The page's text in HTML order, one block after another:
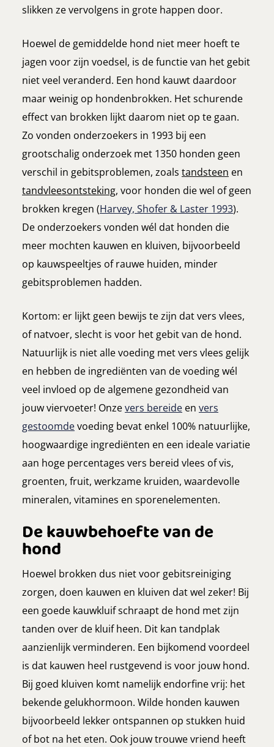
slikken ze vervolgens in grote happen door.
Hoewel de gemiddelde hond niet meer hoeft te
jagen voor zijn voedsel, is de functie van het gebit
niet veel veranderd. Een hond kauwt daardoor
maar weinig op hondenbrokken. Het schurende
effect van brokken lijkt daarom niet op te gaan.
Zo vonden onderzoekers in 1993 bij een
grootschalig onderzoek met 1350 honden geen
verschil in gebitsproblemen, zoals tandsteen en
tandvleesontsteking, voor honden die wel of geen
brokken kregen (Harvey, Shofer & Laster 1993).
De onderzoekers vonden wél dat honden die
meer mochten kauwen en kluiven, bijvoorbeeld
op kauwspeeltjes of rauwe huiden, minder
gebitsproblemen hadden.
Kortom: er lijkt geen bewijs te zijn dat vers vlees,
of natvoer, slecht is voor het gebit van de hond.
Natuurlijk is niet alle voeding met vers vlees gelijk
en hebben de ingrediënten van de voeding wél
veel invloed op de algemene gezondheid van
jouw viervoeter! Onzevers bereide en vers
gestoomdevoeding bevat enkel 100% natuurlijke,
hoogwaardige ingrediënten en een ideale variatie
aan hoge percentages vers bereid vlees of vis,
groenten, fruit, werkzame kruiden, waardevolle
mineralen, vitamines en sporenelementen.
De kauwbehoefte van de
hond
Hoewel brokken dus niet voor gebitsreiniging
zorgen, doen kauwen en kluiven dat wel zeker! Bij
een goede kauwkluif schraapt de hond met zijn
tanden over de kluif heen. Dit kan tandplak
aanzienlijk verminderen. Een bijkomend voordeel
is dat kauwen heel rustgevend is voor jouw hond.
Bij goed kluiven komt namelijk endorfine vrij: het
bekende gelukhormoon. Wilde honden kauwen
bijvoorbeeld lekker ontspannen op stukken huid
of bot na het eten. Ook jouw trouwe vriend heeft